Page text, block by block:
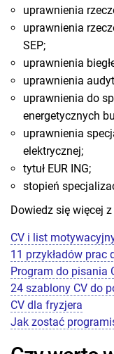
uprawnienia
uprawnienia
SEP;
uprawnienia
uprawnienia
uprawnienia do
energetycznych
uprawnienia
elektrycznej;
tytuł EUR ING;
stopień
Dowiedz się więcej
CV i list
11 przykładów prac
Program do pisania
24 szablony CV do
CV dla fryzjera
Jak zostać